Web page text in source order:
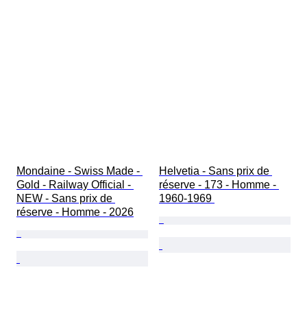
Mondaine - Swiss Made -
Gold - Railway Official -
NEW - Sans prix de
réserve - Homme - 2026
Helvetia - Sans prix de
réserve - 173 - Homme -
1960-1969